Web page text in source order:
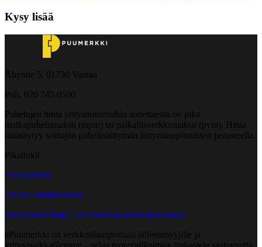
Kysy lisää
Åbyntie 5, 01730 Vantaa
Puh. 020 745 0500
Puhelujen hinta yritysnumeroihin soitettaessa on joko
matkapuhelumaksu (mpm) tai paikallisverkkomaksu (pvm). Hinta
määräytyy soittajan puhelinliittymän liittymäsopimuksen perusteella.
Pikalinkit
Yhteystiedot
Yleiset toimitusehdot
Tavarantoimittaja - tee kuorman purkuajanvaraus
ePuumerkki on verkkotilausportaali jälleenmyyjille ja
yritysasiakkaillemme – selaa tuotevalikoimaa, tarkastele saatavuutta